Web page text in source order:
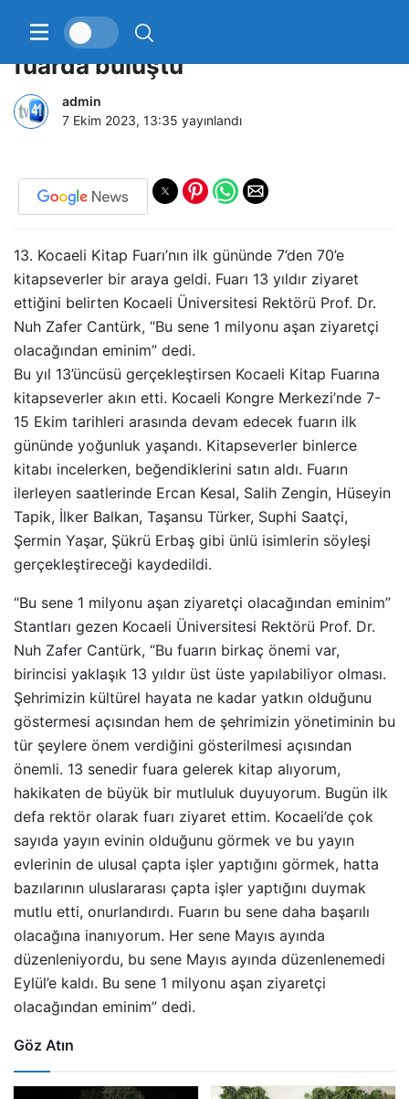
7’den 70’e kitapseverler bu
fuarda buluştu
admin
7 Ekim 2023, 13:35 yayınlandı
13. Kocaeli Kitap Fuarı’nın ilk gününde 7’den 70’e
kitapseverler bir araya geldi. Fuarı 13 yıldır ziyaret
ettiğini belirten Kocaeli Üniversitesi Rektörü Prof. Dr.
Nuh Zafer Cantürk, “Bu sene 1 milyonu aşan ziyaretçi
olacağından eminim” dedi.
Bu yıl 13’üncüsü gerçekleştirsen Kocaeli Kitap Fuarına
kitapseverler akın etti. Kocaeli Kongre Merkezi’nde 7-
15 Ekim tarihleri arasında devam edecek fuarın ilk
gününde yoğunluk yaşandı. Kitapseverler binlerce
kitabı incelerken, beğendiklerini satın aldı. Fuarın
ilerleyen saatlerinde Ercan Kesal, Salih Zengin, Hüseyin
Tapik, İlker Balkan, Taşansu Türker, Suphi Saatçi,
Şermin Yaşar, Şükrü Erbaş gibi ünlü isimlerin söyleşi
gerçekleştireceği kaydedildi.
“Bu sene 1 milyonu aşan ziyaretçi olacağından eminim”
Stantları gezen Kocaeli Üniversitesi Rektörü Prof. Dr.
Nuh Zafer Cantürk, “Bu fuarın birkaç önemi var,
birincisi yaklaşık 13 yıldır üst üste yapılabiliyor olması.
Şehrimizin kültürel hayata ne kadar yatkın olduğunu
göstermesi açısından hem de şehrimizin yönetiminin bu
tür şeylere önem verdiğini gösterilmesi açısından
önemli. 13 senedir fuara gelerek kitap alıyorum,
hakikaten de büyük bir mutluluk duyuyorum. Bugün ilk
defa rektör olarak fuarı ziyaret ettim. Kocaeli’de çok
sayıda yayın evinin olduğunu görmek ve bu yayın
evlerinin de ulusal çapta işler yaptığını görmek, hatta
bazılarının uluslararası çapta işler yaptığını duymak
mutlu etti, onurlandırdı. Fuarın bu sene daha başarılı
olacağına inanıyorum. Her sene Mayıs ayında
düzenleniyordu, bu sene Mayıs ayında düzenlenemedi
Eylül’e kaldı. Bu sene 1 milyonu aşan ziyaretçi
olacağından eminim” dedi.
Göz Atın